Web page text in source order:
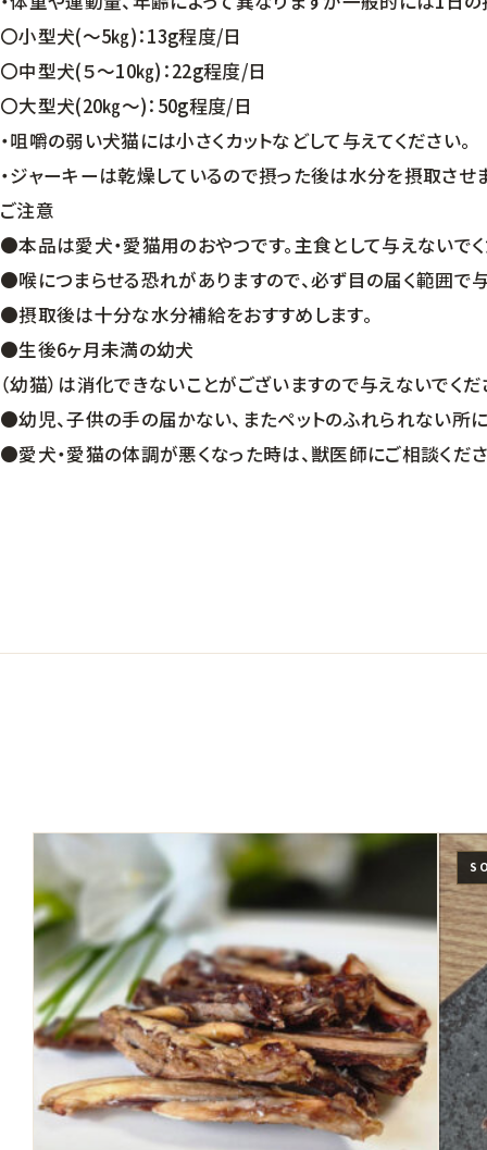
〇小型犬(～5㎏)：13g程度/日
〇中型犬(５～10㎏)：22g程度/日
〇大型犬(20㎏～)：50g程度/日
・咀嚼の弱い犬猫には小さくカットなどして与えてください。
・ジャーキーは乾燥しているので摂った後は水分を摂取させま
ご注意
●本品は愛犬・愛猫用のおやつです。主食として与えないでく
●喉につまらせる恐れがありますので、必ず目の届く範囲で与
●摂取後は十分な水分補給をおすすめします。
●生後6ヶ月未満の幼犬
（幼猫）は消化できないことがございますので与えないでくだ
●幼児、子供の手の届かない、またペットのふれられない所
●愛犬・愛猫の体調が悪くなった時は、獣医師にご相談くださ